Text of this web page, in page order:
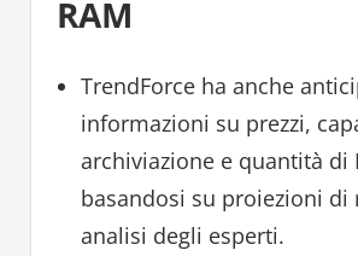
RAM
TrendForce ha anche
informazioni su prezzi,
archiviazione e quantità di
basandosi su proiezioni di
analisi degli esperti.